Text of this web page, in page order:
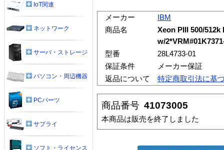
メーカー
IBM
商品名
Xeon PIII 500/
w/
型番
28L4733-01
保証条件
メーカー保証
返品について
特定商取引法に基
商品番号 41073005
本商品は販売を終了しました
IoT関連
ネットワーク
サーバ・ストレージ
パソコン・周辺機器
PCパーツ
サプライ
ソフト・ライセンス